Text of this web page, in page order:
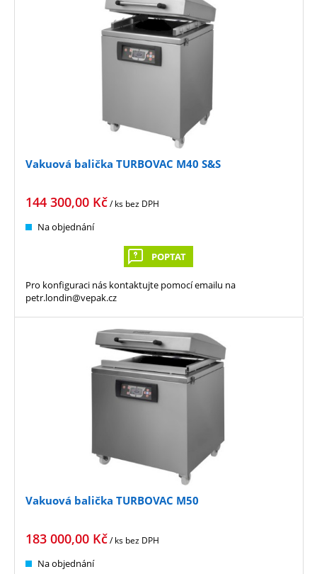
Vakuová balička TURBOVAC M40 S&S
144 300,00 Kč/ ks bez DPH
Na objednání
POPTAT
Pro konfiguraci nás kontaktujte pomocí emailu na
petr.londin@vepak.cz
Vakuová balička TURBOVAC M50
183 000,00 Kč/ ks bez DPH
Na objednání